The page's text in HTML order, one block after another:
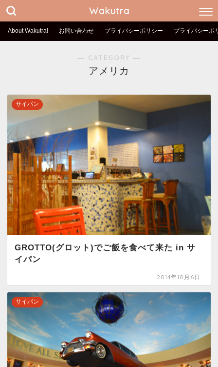
Wakutra
About Wakutra! お問い合わせ プライバシーポリシー プライバシーポ
― CATEGORY ―
アメリカ
サイパン
GROTTO(グロット)でご飯を食べて来た in サ
イパン
2014年10月6日
サイパン